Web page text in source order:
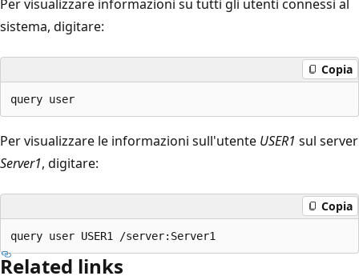
Per visualizzare informazioni su tutti gli utenti connessi al
sistema, digitare:
Copia
Per visualizzare le informazioni sull'utente USER1 sul server
Server1, digitare:
Copia
Related links